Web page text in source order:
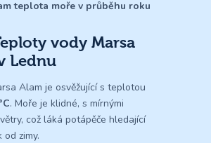
teplota moře v průběhu roku
vody Marsa
Lednu
Alam je osvěžující s teplotou
. Moře je klidné, s mírnými
což láká potápěče hledající
zimy.